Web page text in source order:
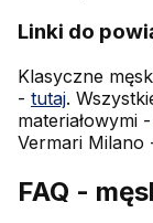
Linki do
Klasyczne
- tutaj.
materiałowymi -
Vermari Milano
FAQ -